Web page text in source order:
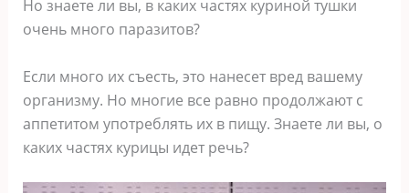
Но знаете ли вы, в каких частях куриной тушки
очень много паразитов?
Если много их съесть, это нанесет вред вашему
организму. Но многие все равно продолжают с
аппетитом употреблять их в пищу. Знаете ли вы, о
каких частях курицы идет речь?